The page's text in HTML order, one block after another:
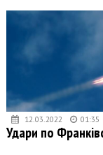
12.03.2022 01:35
Удари по